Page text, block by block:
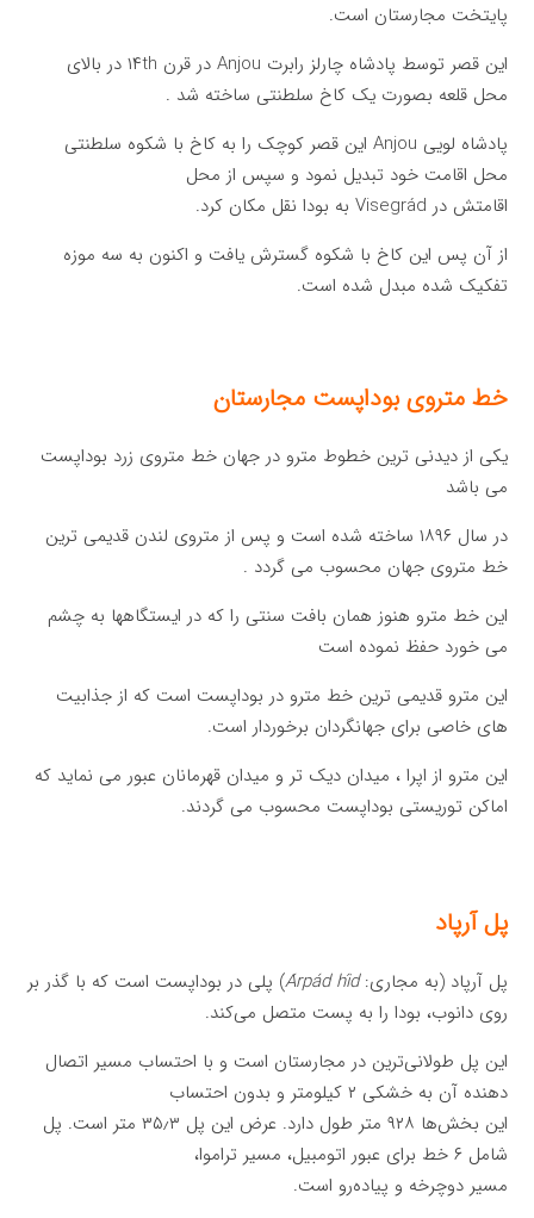
پایتخت مجارستان است.
این قصر توسط پادشاه چارلز رابرت Anjou در قرن ۱۴th در بالای
محل قلعه بصورت یک کاخ سلطنتی ساخته شد .
پادشاه لویی Anjou این قصر کوچک را به کاخ با شکوه سلطنتی
محل اقامت خود تبدیل نمود و سپس از محل
اقامتش در Visegrád به بودا نقل مکان کرد.
از آن پس این کاخ با شکوه گسترش یافت و اکنون به سه موزه
تفکیک شده مبدل شده است.
خط متروی بوداپست مجارستان
یکی از دیدنی ترین خطوط مترو در جهان خط متروی زرد بوداپست
می باشد
در سال ۱۸۹۶ ساخته شده است و پس از متروی لندن قدیمی ترین
خط متروی جهان محسوب می گردد .
این خط مترو هنوز همان بافت سنتی را که در ایستگاهها به چشم
می خورد حفظ نموده است
این مترو قدیمی ترین خط مترو در بوداپست است که از جذابیت
های خاصی برای جهانگردان برخوردار است.
این مترو از اپرا ، میدان دیک تر و میدان قهرمانان عبور می نماید که
اماکن توریستی بوداپست محسوب می گردند.
پل آرپاد
پل آرپاد (به مجاری:Árpád híd) پلی در بوداپست است که با گذر بر
روی دانوب، بودا را به پست متصل می‌کند.
این پل طولانی‌ترین در مجارستان است و با احتساب مسیر اتصال
دهنده آن به خشکی ۲ کیلومتر و بدون احتساب
این بخش‌ها ۹۲۸ متر طول دارد. عرض این پل ۳۵٫۳ متر است. پل
شامل ۶ خط برای عبور اتومبیل، مسیر تراموا،
مسیر دوچرخه و پیاده‌رو است.